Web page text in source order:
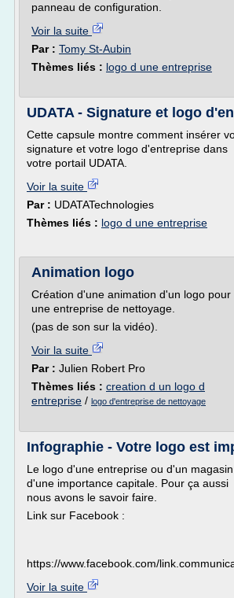
panneau de configuration.
Voir la suite
Par : Tomy St-Aubin
Thèmes liés : logo d une entreprise
UDATA - Signature et logo
Cette capsule montre comment insérer
signature et votre logo d'entreprise dans
votre portail UDATA.
Voir la suite
Par : UDATATechnologies
Thèmes liés : logo d une entreprise
Animation logo
Création d'une animation d'un logo pour
une entreprise de nettoyage.
(pas de son sur la vidéo).
Voir la suite
Par : Julien Robert Pro
Thèmes liés : creation d un logo d
entreprise / logo d'entreprise de nettoyage
Infographie - Votre logo est
Le logo d'une entreprise ou d'un
d'une importance capitale. Pour ça aussi
nous avons le savoir faire.
Link sur Facebook :
https://www.facebook.com/
Voir la suite